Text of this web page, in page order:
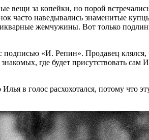
вещи за копейки, но порой
часто наведывались знаменитые
жемчужины. Вот только
подписью «И. Репин». Продавец клялся,
где будет присутствовать
в голос расхохотался, потому что